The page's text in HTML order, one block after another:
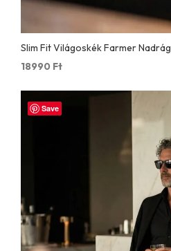
Slim Fit Világoskék Farmer Nadrág
18990 Ft
Save